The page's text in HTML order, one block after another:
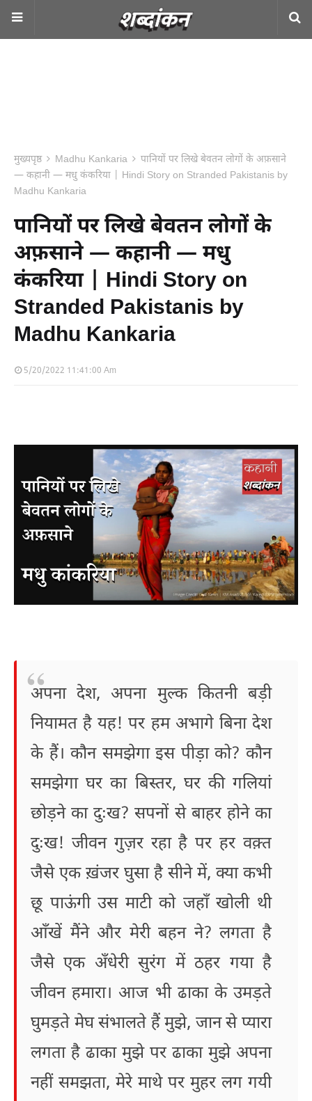
मुख्यपृष्ठ Madhu Kankaria
पानियों पर लिखे बेवतन लोगों के अफ़साने
— कहानी — मधु कंकरिया | Hindi Story on Stranded Pakistanis by
Madhu Kankaria
पानियों पर लिखे बेवतन लोगों के
अफ़साने — कहानी — मधु
कंकरिया | Hindi Story on
Stranded Pakistanis by
Madhu Kankaria
5/20/2022 11:41:00 Am
अपना देश, अपना मुल्क कितनी बड़ी
नियामत है यह! पर हम अभागे बिना देश
के हैं। कौन समझेगा इस पीड़ा को? कौन
समझेगा घर का बिस्तर, घर की गलियां
छोड़ने का दुःख? सपनों से बाहर होने का
दुःख! जीवन गुज़र रहा है पर हर वक़्त
जैसे एक ख़ंजर घुसा है सीने में, क्या कभी
छू पाऊंगी उस माटी को जहाँ खोली थी
आँखें मैंने और मेरी बहन ने? लगता है
जैसे एक अँधेरी सुरंग में ठहर गया है
जीवन हमारा। आज भी ढाका के उमड़ते
घुमड़ते मेघ संभालते हैं मुझे, जान से प्यारा
लगता है ढाका मुझे पर ढाका मुझे अपना
नहीं समझता, मेरे माथे पर मुहर लग गयी